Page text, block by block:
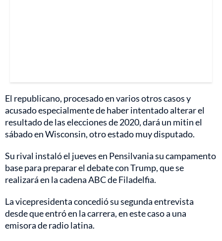
El republicano, procesado en varios otros casos y
acusado especialmente de haber intentado alterar el
resultado de las elecciones de 2020, dará un mitin el
sábado en Wisconsin, otro estado muy disputado.
Su rival instaló el jueves en Pensilvania su campamento
base para preparar el debate con Trump, que se
realizará en la cadena ABC de Filadelfia.
La vicepresidenta concedió su segunda entrevista
desde que entró en la carrera, en este caso a una
emisora de radio latina.